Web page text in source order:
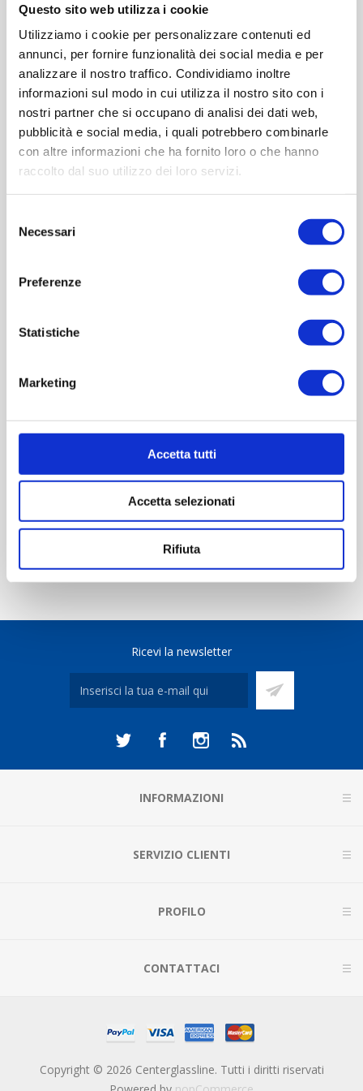
Questo sito web utilizza i cookie
Utilizziamo i cookie per personalizzare contenuti ed
annunci, per fornire funzionalità dei social media e per
analizzare il nostro traffico. Condividiamo inoltre
informazioni sul modo in cui utilizza il nostro sito con i
nostri partner che si occupano di analisi dei dati web,
pubblicità e social media, i quali potrebbero combinarle
con altre informazioni che ha fornito loro o che hanno
raccolto dal suo utilizzo dei loro servizi.
delNecessari
Preferenze
Statistiche
Marketing
Accetta tutti
Accetta selezionati
Rifiuta
Contattaci
Cod.: BRF511
Please select the address you want to ship to
ACQUISTA
CONTACT US
Scheda tecnica
Ricevi la newsletter
INFORMAZIONI
SERVIZIO CLIENTI
PROFILO
CONTATTACI
Copyright © 2026 Centerglassline. Tutti i diritti riservati